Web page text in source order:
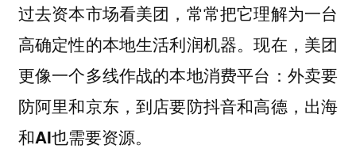
过去资本市场看美团，常常把它理解为一台
高确定性的本地生活利润机器。现在，美团
更像一个多线作战的本地消费平台：外卖要
防阿里和京东，到店要防抖音和高德，出海
和AI也需要资源。